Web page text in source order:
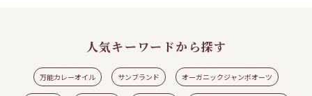
人気キーワードから探す
万能カレーオイル サンブランド オーガニックジャンボオーツ